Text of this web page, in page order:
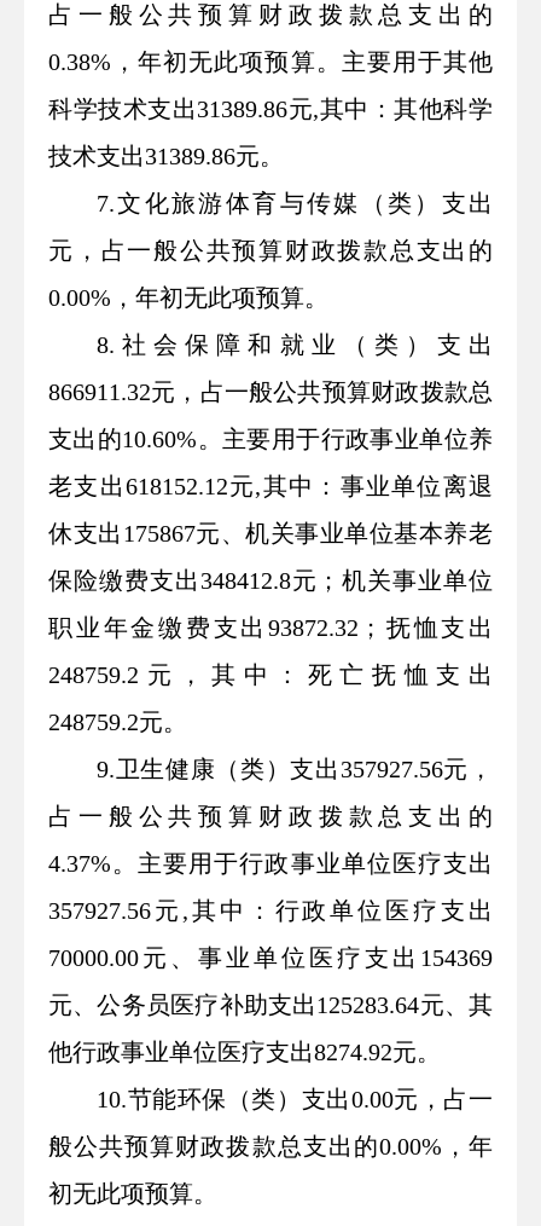
占一般公共预算财政拨款总支出的
0.38%，年初无此项预算。主要用于其他
科学技术支出31389.86元,其中：其他科学
技术支出31389.86元。
7.文化旅游体育与传媒（类）支出
元，占一般公共预算财政拨款总支出的
0.00%，年初无此项预算。
8.社会保障和就业（类）支出
866911.32元，占一般公共预算财政拨款总
支出的10.60%。主要用于行政事业单位养
老支出618152.12元,其中：事业单位离退
休支出175867元、机关事业单位基本养老
保险缴费支出348412.8元；机关事业单位
职业年金缴费支出93872.32；抚恤支出
248759.2元，其中：死亡抚恤支出
248759.2元。
9.卫生健康（类）支出357927.56元，
占一般公共预算财政拨款总支出的
4.37%。主要用于行政事业单位医疗支出
357927.56元,其中：行政单位医疗支出
70000.00元、事业单位医疗支出154369
元、公务员医疗补助支出125283.64元、其
他行政事业单位医疗支出8274.92元。
10.节能环保（类）支出0.00元，占一
般公共预算财政拨款总支出的0.00%，年
初无此项预算。